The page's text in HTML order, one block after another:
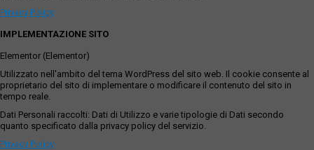
Privacy Policy
IMPLEMENTAZIONE SITO
Elementor (Elementor)
Utilizzato nell'ambito del tema WordPress del sito web. Il cookie consente al
proprietario del sito di implementare o modificare il contenuto del sito in
tempo reale.
Dati Personali raccolti: Dati di Utilizzo e varie tipologie di Dati secondo
quanto specificato dalla privacy policy del servizio.
Privacy Policy